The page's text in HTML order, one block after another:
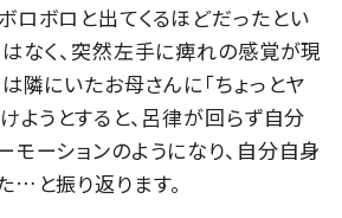
ロボロと出てくるほどだったとい
なく、突然左手に痺れの感覚が現
隣にいたお母さんに「ちょっとヤ
ようとすると、呂律が回らず自分
ーションのようになり、自分自身
…と振り返ります。